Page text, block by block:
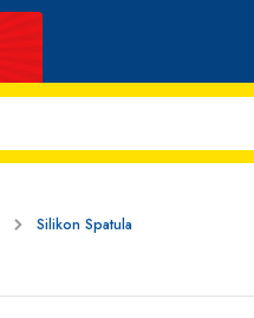
Silikon Spatula